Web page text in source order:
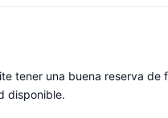
tener una buena reserva
disponible.